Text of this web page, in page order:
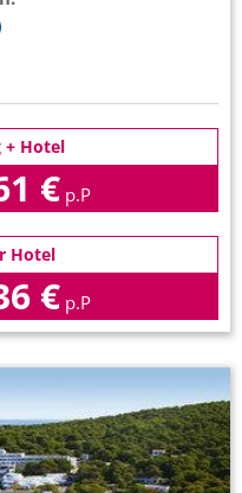
+ Hotel
€ p.P
Hotel
€ p.P